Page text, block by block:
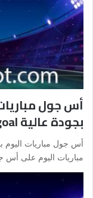
أس جول
بجودة عالية As goal
مباريات اليوم على